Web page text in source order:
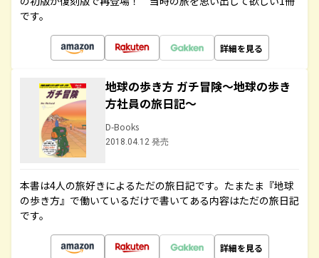
です。
詳細を見る
地球の歩き方 ガチ冒険～地球の歩き
方社員の旅日記～
D-Books
2018.04.12 発売
本書は4人の旅好きによるただの旅日記です。たまたま『地球
の歩き方』で働いているだけで書いてある内容はただの旅日記
です。
詳細を見る